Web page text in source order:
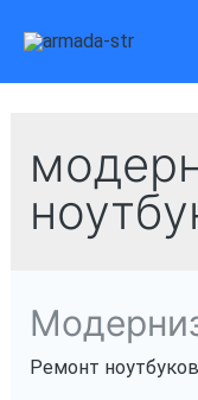
содержимому
Ремонт ноутбуков